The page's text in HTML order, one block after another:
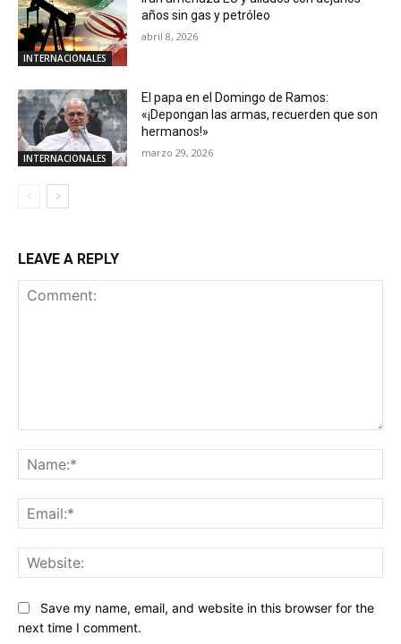
INTERNACIONALES
años sin gas y petróleo
abril 8, 2026
INTERNACIONALES
El papa en el Domingo de Ramos:
«¡Depongan las armas, recuerden que son
hermanos!»
marzo 29, 2026
LEAVE A REPLY
Save my name, email, and website in this browser for the
next time I comment.